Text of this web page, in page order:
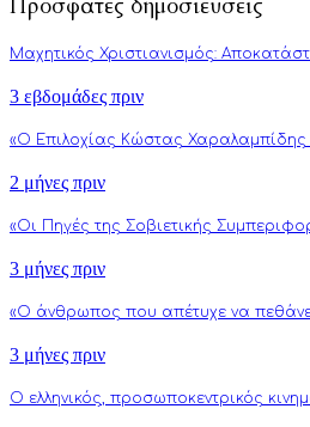
Μαχητικός Χριστιανισμός:
3 εβδομάδες πριν
«Ο Επιλοχίας Κώστας Χαραλαμπίδης
2 μήνες πριν
«Οι Πηγές της Σοβιετικής
3 μήνες πριν
«Ο άνθρωπος που απέτυχε να
3 μήνες πριν
Ο ελληνικός, προσωποκεντρικός